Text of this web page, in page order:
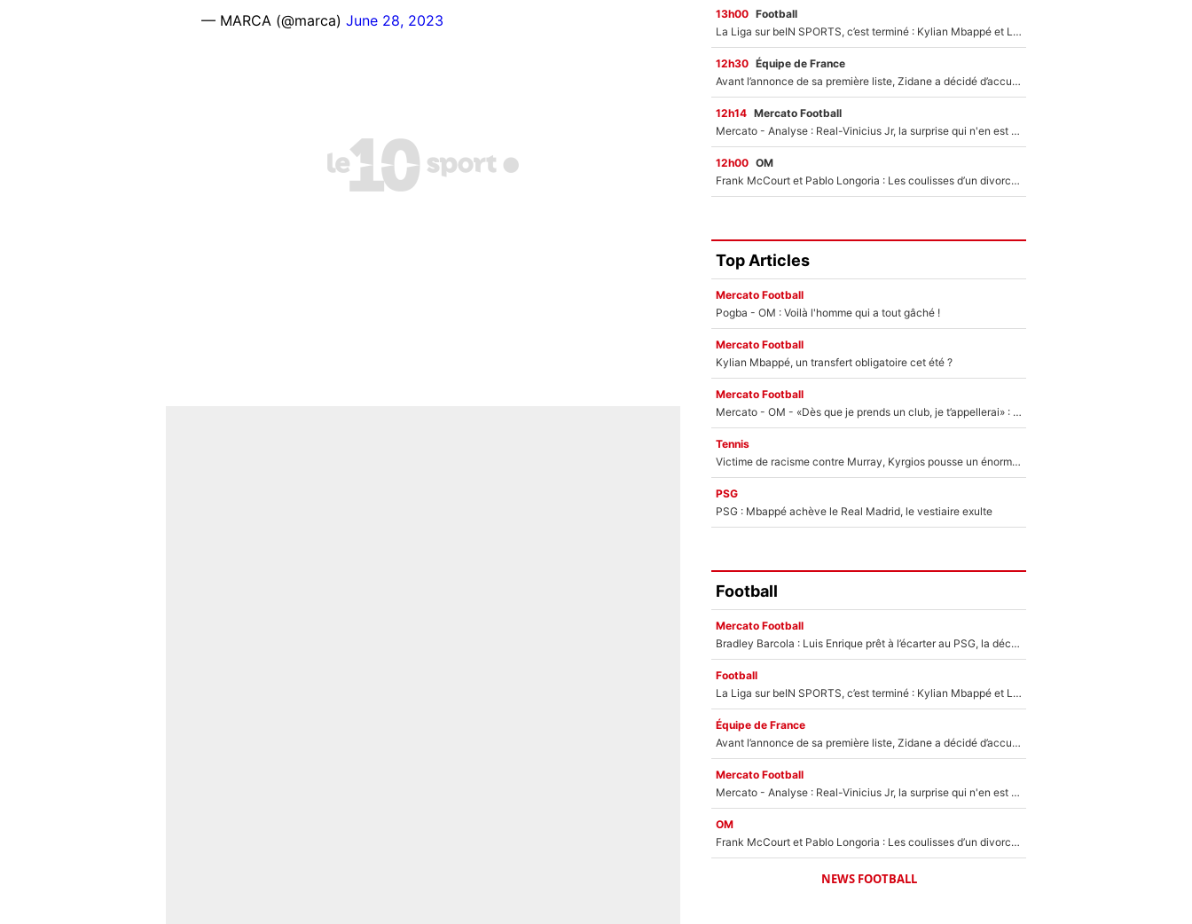
— MARCA (@marca) June 28, 2023 13h00 Football
La Liga sur beIN SPORTS, c’est terminé : Kylian Mbappé et Lamine Yamal changent de chaîne, «le moment était venu d'ouvrir un nouveau chapitre»
12h30 Équipe de France
Avant l’annonce de sa première liste, Zidane a décidé d’accueillir une nouvelle tête en équipe de France
12h14 Mercato Football
Mercato - Analyse : Real-Vinicius Jr, la surprise qui n'en est pas une...
12h00 OM
Frank McCourt et Pablo Longoria : Les coulisses d’un divorce coûteux qui ruine l’OM à petit feu…
Top Articles
Mercato Football
Pogba - OM : Voilà l'homme qui a tout gâché !
Mercato Football
Kylian Mbappé, un transfert obligatoire cet été ?
Mercato Football
Mercato - OM - «Dès que je prends un club, je t’appellerai» : La promesse de Marcelino au moment de claquer la porte
Tennis
Victime de racisme contre Murray, Kyrgios pousse un énorme coup de gueule !
PSG
PSG : Mbappé achève le Real Madrid, le vestiaire exulte
Football
Mercato Football
Bradley Barcola : Luis Enrique prêt à l’écarter au PSG, la décision qui va accélérer son transfert à Liverpool ?
Football
La Liga sur beIN SPORTS, c’est terminé : Kylian Mbappé et Lamine Yamal changent de chaîne, «le moment était venu d'ouvrir un nouveau chapitre»
Équipe de France
Avant l’annonce de sa première liste, Zidane a décidé d’accueillir une nouvelle tête en équipe de France
Mercato Football
Mercato - Analyse : Real-Vinicius Jr, la surprise qui n'en est pas une...
OM
Frank McCourt et Pablo Longoria : Les coulisses d’un divorce coûteux qui ruine l’OM à petit feu…
NEWS FOOTBALL